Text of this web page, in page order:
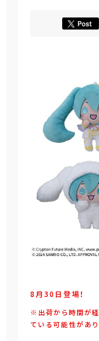
8月30日登場！
※出荷から時間が
ている可能性があり